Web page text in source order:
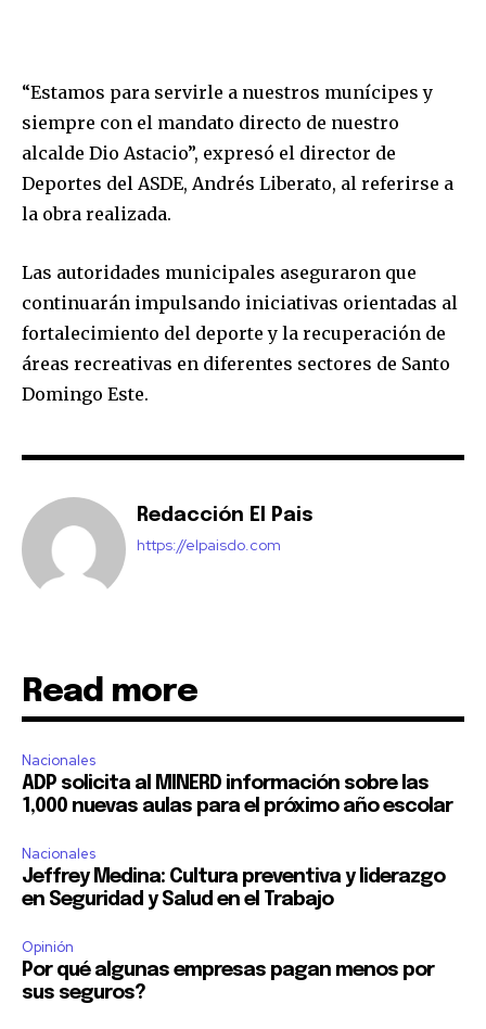
“Estamos para servirle a nuestros munícipes y
siempre con el mandato directo de nuestro
alcalde Dio Astacio”, expresó el director de
Deportes del ASDE, Andrés Liberato, al referirse a
la obra realizada.
Las autoridades municipales aseguraron que
continuarán impulsando iniciativas orientadas al
fortalecimiento del deporte y la recuperación de
áreas recreativas en diferentes sectores de Santo
Domingo Este.
Redacción El Pais
https://elpaisdo.com
Read more
Nacionales
ADP solicita al MINERD información sobre las
1,000 nuevas aulas para el próximo año escolar
Nacionales
Jeffrey Medina: Cultura preventiva y liderazgo
en Seguridad y Salud en el Trabajo
Opinión
Por qué algunas empresas pagan menos por
sus seguros?